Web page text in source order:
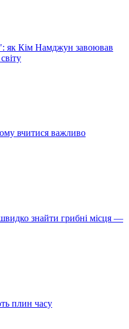
як Кім Намджун завоював
вчитися важливо
знайти грибні місця —
плин часу